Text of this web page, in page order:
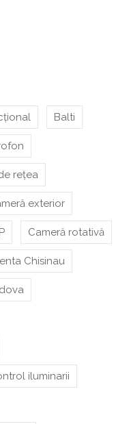
Balti
rețea
exterior
Cameră rotativă
Chisinau
iluminarii